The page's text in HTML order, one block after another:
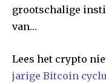
grootschalige
van…
Lees het crypto
jarige Bitcoin